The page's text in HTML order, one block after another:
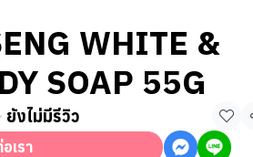
WHITE &
SOAP 55G
ยังไม่มีรีวิว
เรา